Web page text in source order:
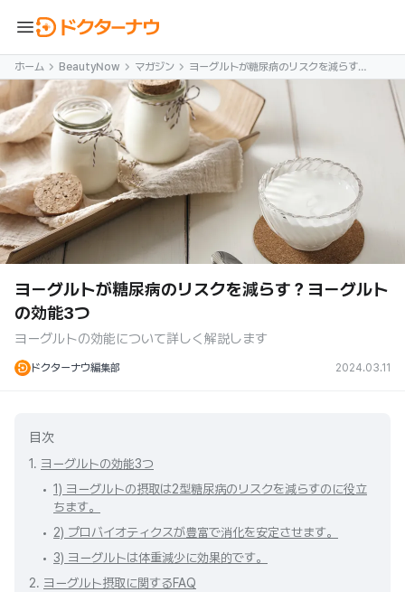
menu
ホーム BeautyNow マガジン
ヨーグルトが糖尿病のリスクを減らす？
ヨーグルトの効能3つ
ヨーグルトが糖尿病のリスクを減らす？ヨーグルト
の効能3つ
ヨーグルトの効能について詳しく解説します
ドクターナウ編集部 2024.03.11
目次
1. ヨーグルトの効能3つ
1) ヨーグルトの摂取は2型糖尿病のリスクを減らすのに役立
ちます。
2) プロバイオティクスが豊富で消化を安定させます。
3) ヨーグルトは体重減少に効果的です。
2. ヨーグルト摂取に関するFAQ